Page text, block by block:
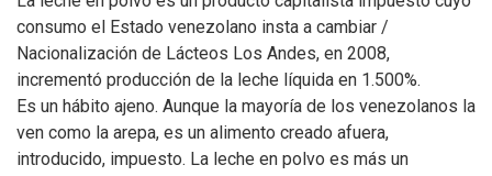
consumo el Estado venezolano insta a cambiar /
Nacionalización de Lácteos Los Andes, en 2008,
incrementó producción de la leche líquida en 1.500%.
Es un hábito ajeno. Aunque la mayoría de los venezolanos la
ven como la arepa, es un alimento creado afuera,
introducido, impuesto. La leche en polvo es más un